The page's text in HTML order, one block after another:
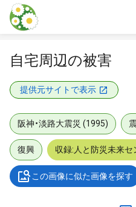
本文に飛ぶ
自宅周辺の被害
提供元サイトで表示
阪神・淡路大震災 (1995)
復興 収録:人と防災未来
この画像に似た画像を探す